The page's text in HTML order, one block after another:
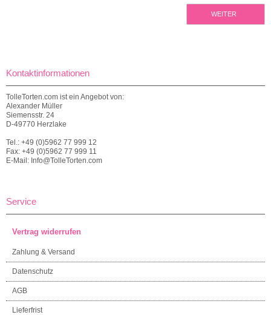
WEITER
Kontaktinformationen
TolleTorten.com ist ein Angebot von:
Alexander Müller
Siemensstr. 24
D-49770 Herzlake
Tel.: +49 (0)5962 77 999 12
Fax: +49 (0)5962 77 999 11
E-Mail: Info@TolleTorten.com
Service
Vertrag widerrufen
Zahlung & Versand
Datenschutz
AGB
Lieferfrist